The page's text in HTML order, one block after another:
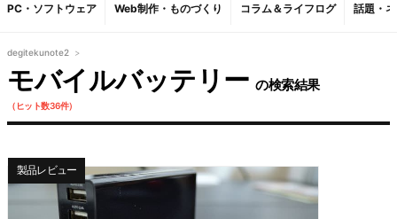
PC・ソフトウェア Web制作・ものづくり コラム＆ライフログ 話題・
degitekunote2 >
モバイルバッテリー の検索結果
（ヒット数36件）
製品レビュー